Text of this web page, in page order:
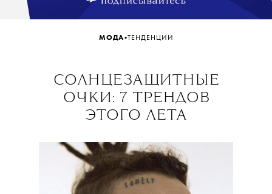
МОДА• ТЕНДЕНЦИИ
СОЛНЦЕЗАЩИТНЫЕ
ОЧКИ: 7 ТРЕНДОВ
ЭТОГО ЛЕТА